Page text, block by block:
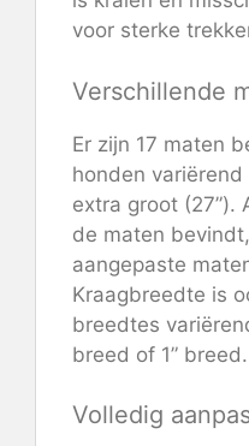
voor sterke
Verschillende
Er zijn 17 maten
honden variërend
extra groot (27”).
de maten
aangepaste
Kraagbreedte is
breedtes
breed of 1” breed.
Volledig